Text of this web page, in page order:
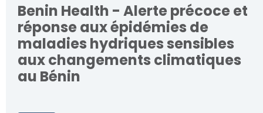
Benin Health - Alerte précoce et
réponse aux épidémies de
maladies hydriques sensibles
aux changements climatiques
au Bénin